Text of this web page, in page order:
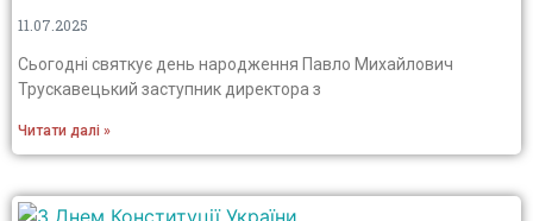
11.07.2025
Сьогодні святкує день народження Павло Михайлович
Трускавецький заступник директора з
Читати далі »